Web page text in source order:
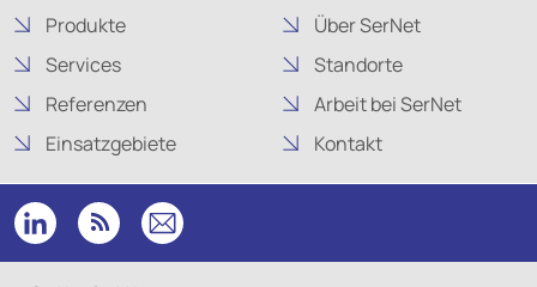
Produkte
Services
Referenzen
Einsatzgebiete
Über SerNet
Standorte
Arbeit bei SerNet
Kontakt